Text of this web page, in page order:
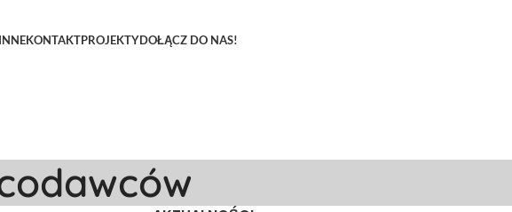
KONTAKTPROJEKTYDOŁĄCZ DO NAS!